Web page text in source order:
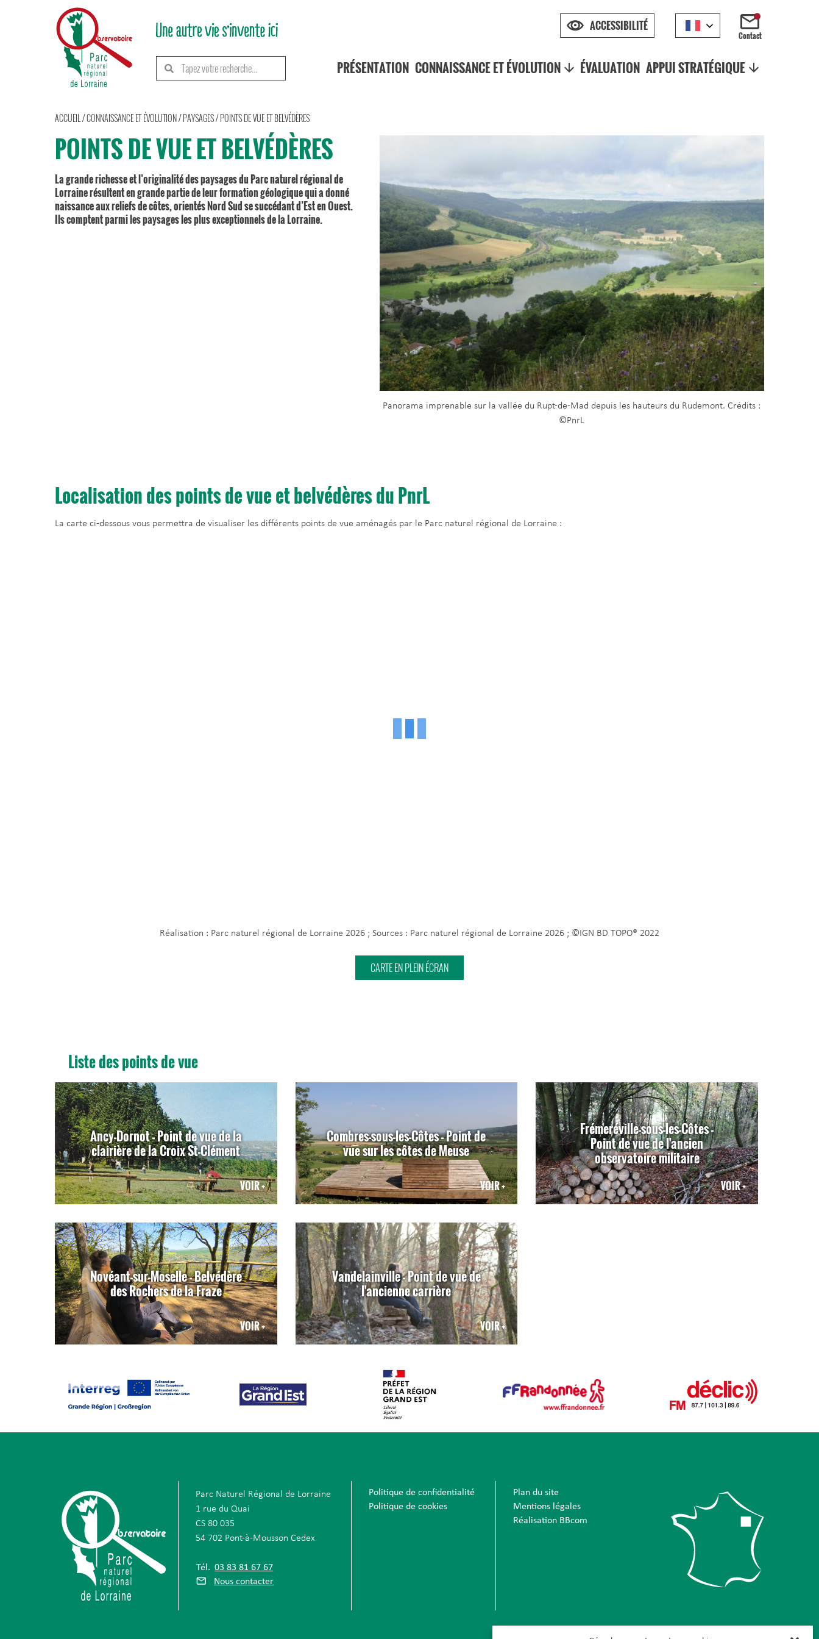
Contact
PRÉSENTATION CONNAISSANCE ET ÉVOLUTION ÉVALUATION APPUI STRATÉGIQUE
ACCUEIL/CONNAISSANCE ET ÉVOLUTION/PAYSAGES/POINTS DE VUE ET BELVÉDÈRES
POINTS DE VUE ET BELVÉDÈRES
La grande richesse et l’originalité des paysages du Parc naturel régional de
Lorraine résultent en grande partie de leur formation géologique qui a donné
naissance aux reliefs de côtes, orientés Nord Sud se succédant d’Est en Ouest.
Ils comptent parmi les paysages les plus exceptionnels de la Lorraine.
Panorama imprenable sur la vallée du Rupt-de-Mad depuis les hauteurs du Rudemont. Crédits :
©PnrL
Localisation des points de vue et belvédères du PnrL
La carte ci-dessous vous permettra de visualiser les différents points de vue aménagés par le Parc naturel régional de Lorraine :
Réalisation : Parc naturel régional de Lorraine 2026 ; Sources : Parc naturel régional de Lorraine 2026 ; ©IGN BD TOPO® 2022
CARTE EN PLEIN ÉCRAN
Liste des points de vue
Ancy-Dornot - Point de vue de la
clairière de la Croix St-Clément
VOIR +
Combres-sous-les-Côtes - Point de
vue sur les côtes de Meuse
VOIR + VOIR +
Frémeréville-sous-les-Côtes -
Point de vue de l'ancien
observatoire militaire
VOIR +
Novéant-sur-Moselle - Belvédère
des Rochers de la Fraze
Vandelainville - Point de vue de
l'ancienne carrière
VOIR +
Parc Naturel Régional de Lorraine
1 rue du Quai
CS 80 035
54 702 Pont-à-Mousson Cedex
Tél. 03 83 81 67 67
Nous contacter
Politique de confidentialité
Politique de cookies
Plan du site
Mentions légales
Réalisation BBcom
ACCESSIBILITÉ